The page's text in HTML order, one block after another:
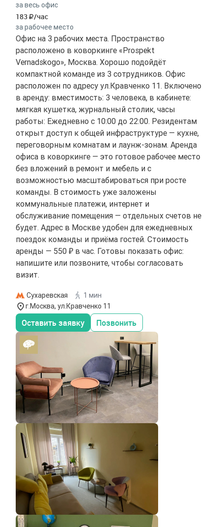
за весь офис
183 /час
за рабочее место
Офис на 3 рабочих места. Пространство
расположено в коворкинге «Prospekt
Vernadskogo», Москва. Хорошо подойдёт
компактной команде из 3 сотрудников. Офис
расположен по адресу ул.Кравченко 11. Включено
в аренду: вместимость: 3 человека, в кабинете:
мягкая кушетка, журнальный столик, часы
работы: Ежедневно с 10:00 до 22:00. Резидентам
открыт доступ к общей инфраструктуре — кухне,
переговорным комнатам и лаунж-зонам. Аренда
офиса в коворкинге — это готовое рабочее место
без вложений в ремонт и мебель и с
возможностью масштабироваться при росте
команды. В стоимость уже заложены
коммунальные платежи, интернет и
обслуживание помещения — отдельных счетов не
будет. Адрес в Москве удобен для ежедневных
поездок команды и приёма гостей. Стоимость
аренды — 550 ₽ в час. Готовы показать офис:
напишите или позвоните, чтобы согласовать
визит.
Сухаревская
1 мин
г.Москва, ул.Кравченко 11
Оставить заявку Позвонить